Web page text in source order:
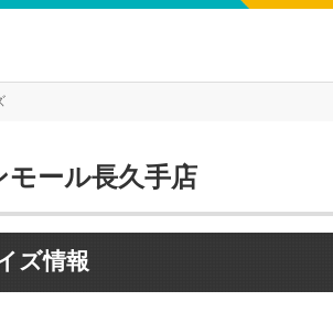
ール長久手店
ズ情報